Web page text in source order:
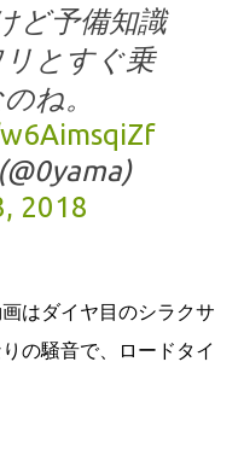
ど予備知識
とすぐ乗
ね。
2018
はダイヤ目のシラクサ
の騒音で、ロードタイ